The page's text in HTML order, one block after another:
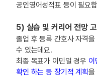
공인영어성적표 등이 필요
5) 실습 및 커리어 전망 고
졸업 후 등록 간호사 자격
수 있는데요.
최종 목표가 이민일 경우 이
확인 하는 등 장기적 계획을